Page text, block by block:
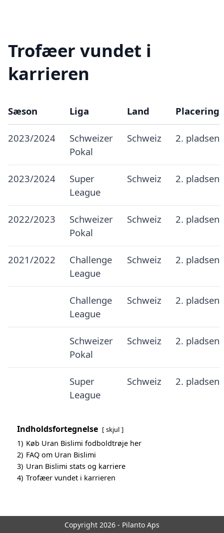
Trofæer vundet i
karrieren
Sæson Liga Land Placering
2023/2024
Schweizer
Pokal
Schweiz 2. pladsen
2023/2024
Super
League
Schweiz 2. pladsen
2022/2023
Schweizer
Pokal
Schweiz 2. pladsen
2021/2022
Challenge
League
Schweiz 2. pladsen
Challenge
League
Schweiz 2. pladsen
Schweizer
Pokal
Schweiz 2. pladsen
Super
League
Schweiz 2. pladsen
Indholdsfortegnelse skjul
1) Køb Uran Bislimi fodboldtrøje her
2) FAQ om Uran Bislimi
3) Uran Bislimi stats og karriere
4) Trofæer vundet i karrieren
Copyright 2026 - Pilanto Aps